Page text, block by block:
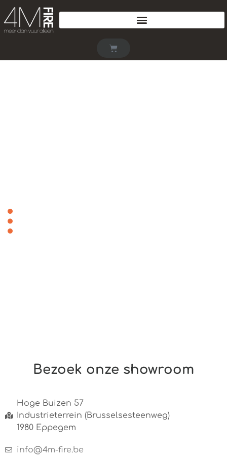
Bezoek onze showroom
Hoge Buizen 57
Industrieterrein (Brusselsesteenweg)
1980 Eppegem
info@4m-fire.be